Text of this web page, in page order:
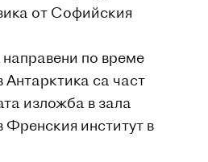
от Софийския
по време
Антарктика са част
изложба в зала
Френския институт в